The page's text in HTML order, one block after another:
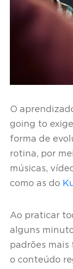
O
going to
forma de
rotina, por
músicas,
como as do
Ao praticar
alguns
padrões mais
o conteúdo